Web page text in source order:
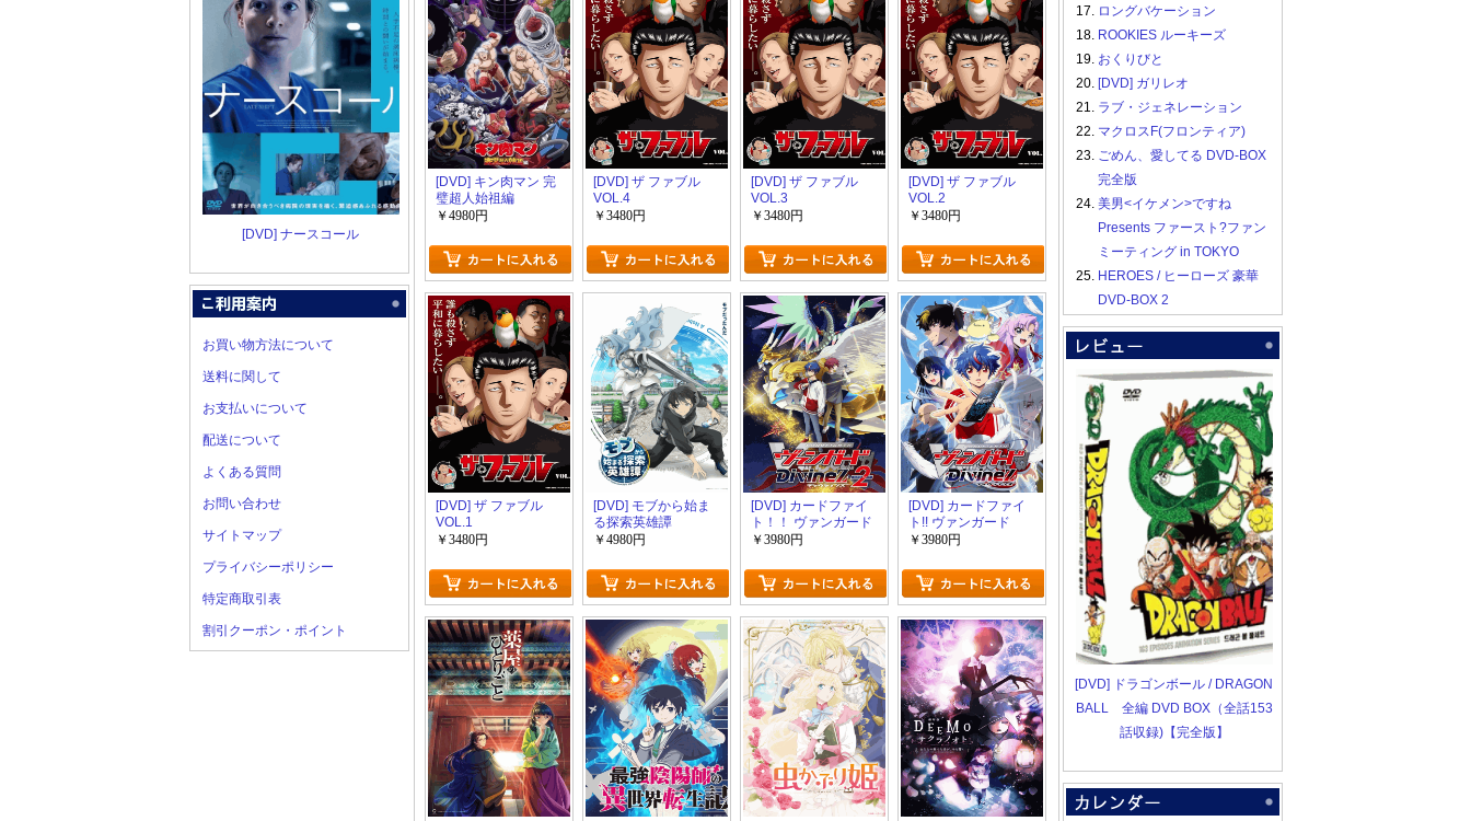
[DVD] ナースコール
お買い物方法について
送料に関して
お支払いについて
配送について
よくある質問
お問い合わせ
サイトマップ
プライバシーポリシー
特定商取引表
割引クーポン・ポイント
[DVD] キン肉マン 完
璧超人始祖編
￥4980円
[DVD] ザ ファブル
VOL.4
￥3480円
[DVD] ザ ファブル
VOL.3
￥3480円
[DVD] ザ ファブル
VOL.2
￥3480円
[DVD] ザ ファブル
VOL.1
￥3480円
[DVD] モブから始ま
る探索英雄譚
￥4980円
[DVD] カードファイ
ト！！ ヴァンガード
Divinez Season2
￥3980円
[DVD] カードファイ
ト!! ヴァンガード
Divinez Season1
￥3980円
17. ロングバケーション
18. ROOKIES ルーキーズ
19. おくりびと
20. [DVD] ガリレオ
21. ラブ・ジェネレーション
22. マクロスF(フロンティア)
23. ごめん、愛してる DVD-BOX
完全版
24. 美男<イケメン>ですね
Presents ファースト?ファン
ミーティング in TOKYO
25. HEROES / ヒーローズ 豪華
DVD-BOX 2
[DVD] ドラゴンボール / DRAGON
BALL 全編 DVD BOX（全話153
話収録)【完全版】